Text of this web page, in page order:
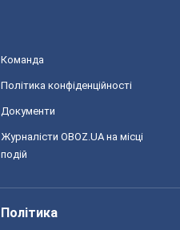
Команда
Політика конфіденційності
Документи
Журналісти OBOZ.UA на місці
подій
Політика